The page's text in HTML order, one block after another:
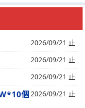
2026/09/21 止
2026/09/21 止
2026/09/21 止
個2026/09/21 止